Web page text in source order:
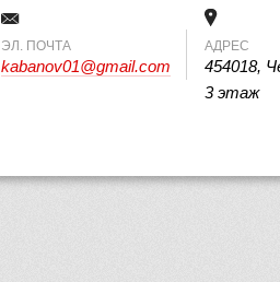
ЭЛ. ПОЧТА
kabanov01@gmail.com
АДРЕС
454018,
3 этаж